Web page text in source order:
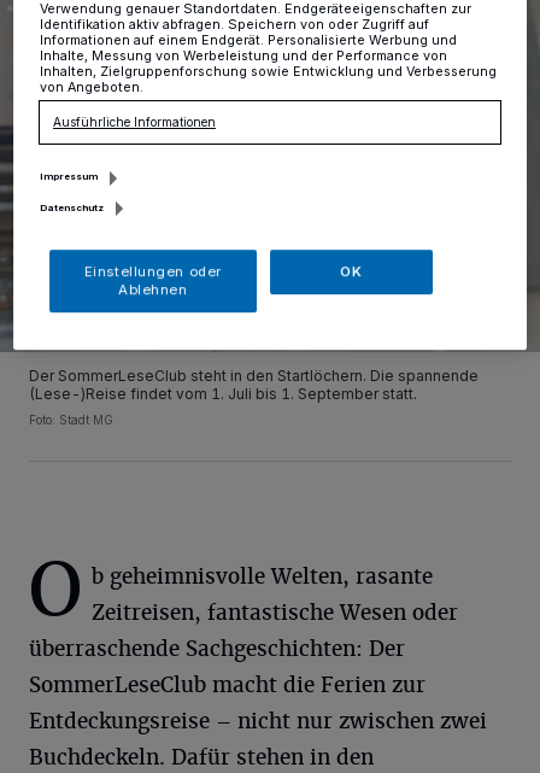
Der SommerLeseClub steht in den Startlöchern. Die spannende
(Lese-)Reise findet vom 1. Juli bis 1. September statt.
Foto: Stadt MG
O b geheimnisvolle Welten, rasante
Zeitreisen, fantastische Wesen oder
überraschende Sachgeschichten: Der
SommerLeseClub macht die Ferien zur
Entdeckungsreise – nicht nur zwischen zwei
Buchdeckeln. Dafür stehen in den
Verwendung genauer Standortdaten. Endgeräteeigenschaften zur
Identifikation aktiv abfragen. Speichern von oder Zugriff auf
Informationen auf einem Endgerät. Personalisierte Werbung und
Inhalte, Messung von Werbeleistung und der Performance von
Inhalten, Zielgruppenforschung sowie Entwicklung und Verbesserung
von Angeboten.
Ausführliche Informationen
Impressum
Datenschutz
Einstellungen oder
Ablehnen
OK